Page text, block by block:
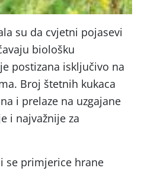
su da cvjetni pojasevi
biološku
postizana isključivo na
Broj štetnih kukaca
i prelaze na uzgajane
i najvažnije za
se primjerice hrane